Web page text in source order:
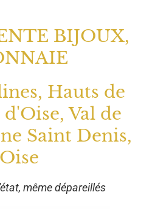
BIJOUX,
Hauts de
d'Oise, Val de
Saint Denis,
Oise
même dépareillés